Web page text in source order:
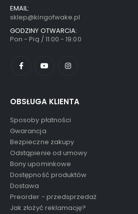
EMAIL:
sklep@kingofwake.pl
GODZINY OTWARCIA:
Pon - Pią / 11:00 - 19:00
OBSŁUGA KLIENTA
Sposoby płatności
Gwarancja
Bezpieczne zakupy
Odstąpienie od umowy
Bony upominkowe
Dostępność produktów
Dostawa
Preorder - przedsprzedaż
Jak złożyć reklamację?